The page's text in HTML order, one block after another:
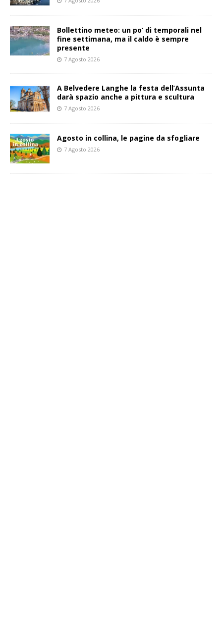
Bollettino meteo: un po’ di temporali nel
fine settimana, ma il caldo è sempre
presente
7 Agosto 2026
A Belvedere Langhe la festa dell’Assunta
darà spazio anche a pittura e scultura
7 Agosto 2026
Agosto in collina, le pagine da sfogliare
7 Agosto 2026